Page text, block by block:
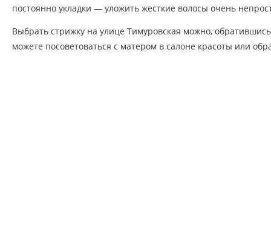
постоянно укладки — уложить жесткие волосы очень
Выбрать стрижку на улице Тимуровская можно,
можете посоветоваться с матером в салоне красоты или